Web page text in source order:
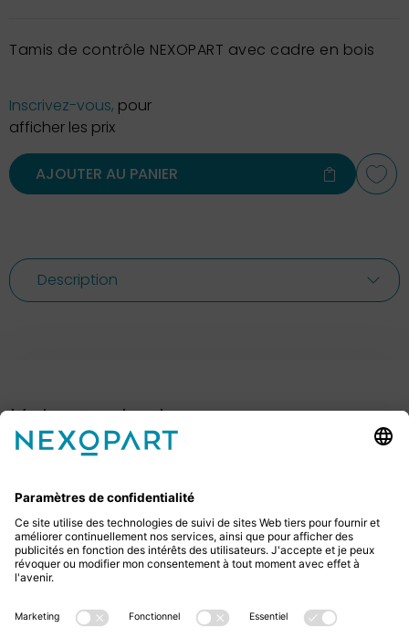
Tamis de contrôle NEXOPART avec cadre en bois
Inscrivez-vous, pour
afficher les prix
AJOUTER AU PANIER
Description
Votre contact avec nous.
Avez-vous des questions ? Alors sil vous plaît
+49 2522 59084 0
sales@nexopart.com